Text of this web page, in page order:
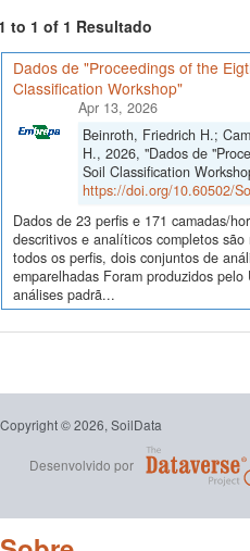
to 1 of 1 Resultado
Dados de "Proceedings of the
Classification Workshop"
Apr 13, 2026
Beinroth, Friedrich H.;
H., 2026, "Dados de
Soil Classification
https://doi.org/10.60502/
Dados de 23 perfis e 171 camadas/
descritivos e analíticos completos
todos os perfis, dois conjuntos de
emparelhadas Foram produzidos pelo
análises padrã...
Copyright © 2026, SoilData
Desenvolvido por